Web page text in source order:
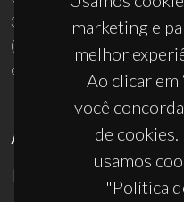
marketing e
melhor
Ao clicar em
você
de
usamos
"Política
3810-193 Aveiro - Portugal
(+351) 234 370 200
ciceco@ua.pt
APOIOS